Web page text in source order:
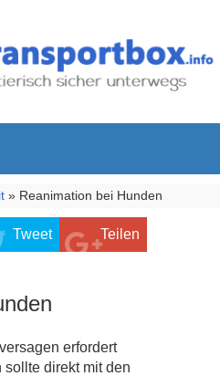
» Reanimation bei Hunden
Tweet Teilen
erfordert
direkt mit den